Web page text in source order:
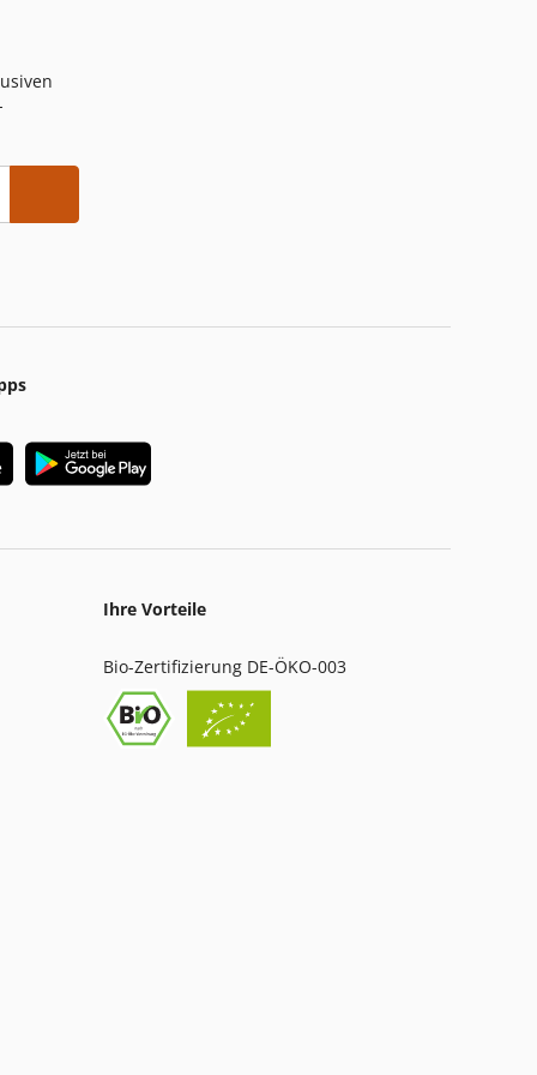
Ihre Vorteile
Bio-Zertifizierung DE-ÖKO-003